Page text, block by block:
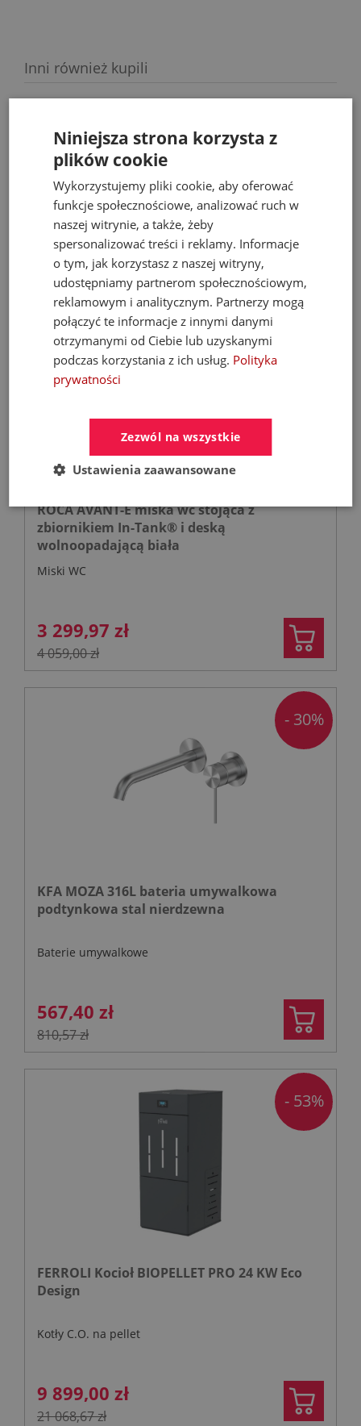
Inni również kupili
Najlepsze promocje
Sprawdź produkty w najlepszych cenach
Zobacz więcej
ROCA AVANT-E miska wc stojąca z
zbiornikiem In-Tank® i deską
wolnoopadającą biała
Miski WC
3 299,97 zł
4 059,00 zł
KFA MOZA 316L bateria umywalkowa
podtynkowa stal nierdzewna
Baterie umywalkowe
567,40 zł
810,57 zł
- 30%
FERROLI Kocioł BIOPELLET PRO 24 KW Eco
Design
Kotły C.O. na pellet
9 899,00 zł
21 068,67 zł
- 53%
Niniejsza strona korzysta z
plików cookie
Wykorzystujemy pliki cookie, aby oferować
funkcje społecznościowe, analizować ruch w
naszej witrynie, a także, żeby
spersonalizować treści i reklamy. Informacje
o tym, jak korzystasz z naszej witryny,
udostępniamy partnerom społecznościowym,
reklamowym i analitycznym. Partnerzy mogą
połączyć te informacje z innymi danymi
otrzymanymi od Ciebie lub uzyskanymi
podczas korzystania z ich usług. Polityka
prywatności
Zezwól na wszystkie
Ustawienia zaawansowane